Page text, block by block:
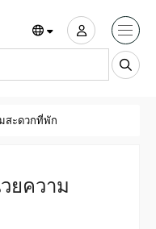
สะดวกที่พัก
ยความ